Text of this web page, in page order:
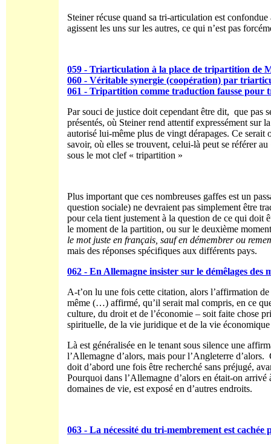
Steiner récuse quand sa tri-articulation est
agissent les uns sur les autres, ce qui n’est pas
059 - Triarticulation à la place de tripartition de
060 - Véritable synergie (coopération) par
061 - Tripartition comme traduction fausse pour
Par souci de justice doit cependant être dit, que pas
présentés, où Steiner rend attentif expressément
autorisé lui-même plus de vingt dérapages. Ce
savoir, où elles se trouvent, celui-là peut se référer
sous le mot clef « tripartition »
Plus important que ces nombreuses gaffes est un
question sociale) ne devraient pas simplement être
pour cela tient justement à la question de ce qui doit
le moment de la partition, ou sur le deuxième
le mot juste en français, sauf en démembrer ou
mais des réponses spécifiques aux différents pays.
062 - En Allemagne insister sur le démêlages des
A-t’on lu une fois cette citation, alors l’affirmation
même (…) affirmé, qu’il serait mal compris, en ce
culture, du droit et de l’économie – soit faite chose
spirituelle, de la vie juridique et de la vie
Là est généralisée en le tenant sous silence une
l’Allemagne d’alors, mais pour l’Angleterre
doit d’abord une fois être recherché sans préjugé,
Pourquoi dans l’Allemagne d’alors en était-on
domaines de vie, est exposé en d’autres endroits.
063 - La nécessité du tri-membrement est